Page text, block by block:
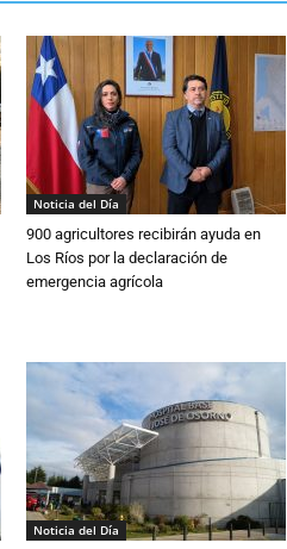
Noticia del Día
900 agricultores recibirán ayuda en
Los Ríos por la declaración de
emergencia agrícola
Noticia del Día